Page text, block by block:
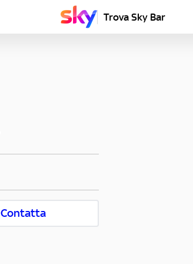
Trova Sky Bar
Contatta